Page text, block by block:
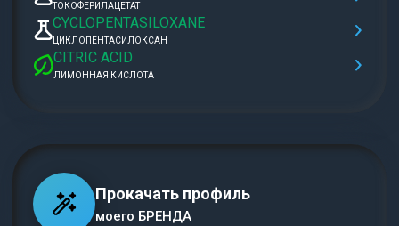
ТОКОФЕРИЛАЦЕТАТ
CYCLOPENTASILOXANE
ЦИКЛОПЕНТАСИЛОКСАН
CITRIC ACID
ЛИМОННАЯ КИСЛОТА
Прокачать профиль
моего БРЕНДА